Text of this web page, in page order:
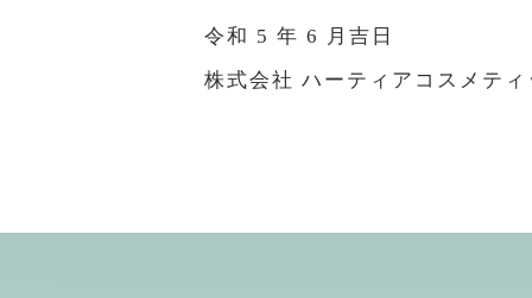
令和 5 年 6 月吉日
株式会社 ハーティアコスメテ